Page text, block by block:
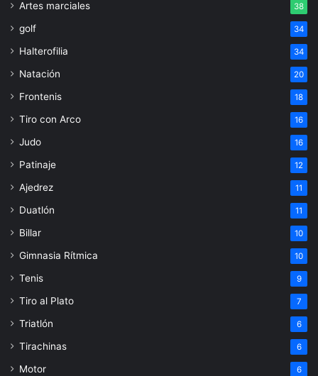
Artes marciales 38
golf 34
Halterofilia 34
Natación 20
Frontenis 18
Tiro con Arco 16
Judo 16
Patinaje 12
Ajedrez 11
Duatlón 11
Billar 10
Gimnasia Rítmica 10
Tenis 9
Tiro al Plato 7
Triatlón 6
Tirachinas 6
Motor 6